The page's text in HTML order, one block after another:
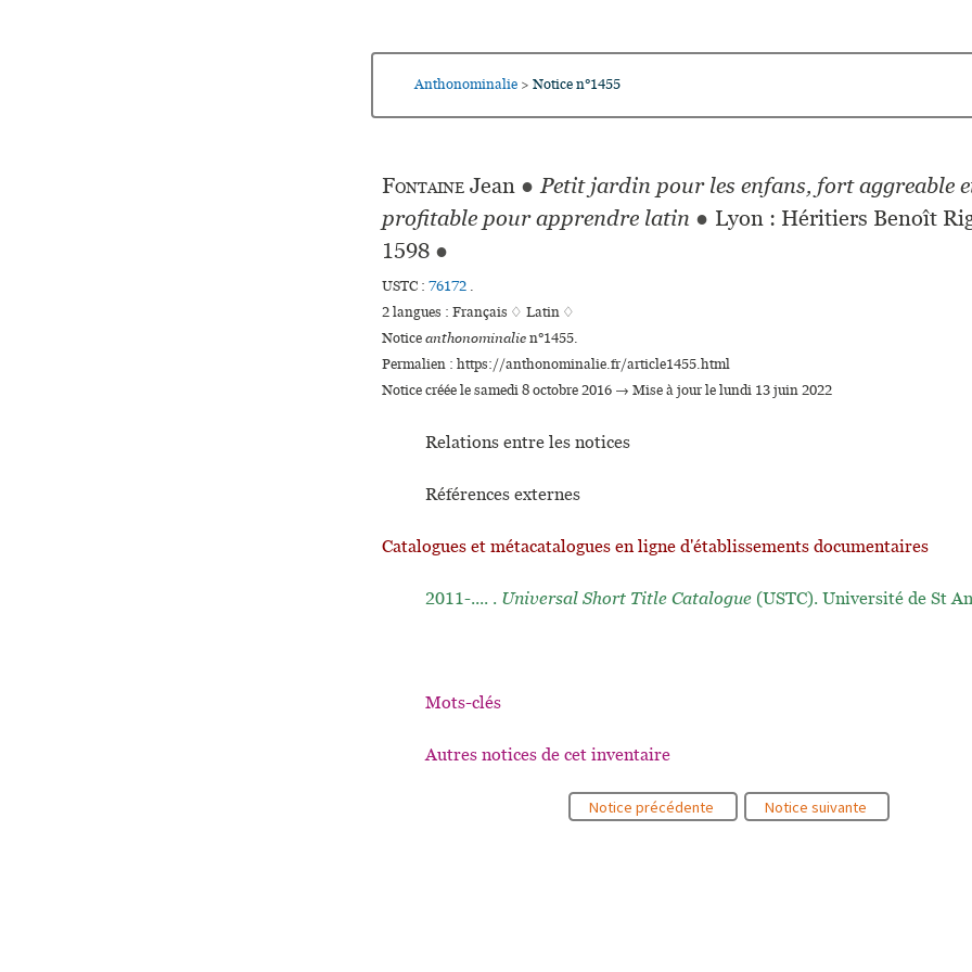
Anthonominalie > Notice n°1455
Fontaine Jean ● Petit jardin pour les enfans, fort aggreable
profitable pour apprendre latin ● Lyon : Héritiers Benoît
1598 ●
USTC : 76172 .
2 langues : Français ♢ Latin ♢
Noticeanthonominalien°1455.
Permalien : https://anthonominalie.fr/article1455.html
Notice créée le samedi 8 octobre 2016 → Mise à jour le lundi 13 juin 2022
Relations entre les notices
Références externes
Catalogues et métacatalogues en ligne d'établissements documentaires
2011-.... . Universal Short Title Catalogue (USTC). Université de St
Mots-clés
Autres notices de cet inventaire
Notice précédente Notice suivante